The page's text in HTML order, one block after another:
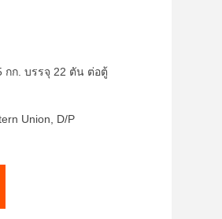
กก. บรรจุ 22 ตัน ต่อตู้
Union, D/P